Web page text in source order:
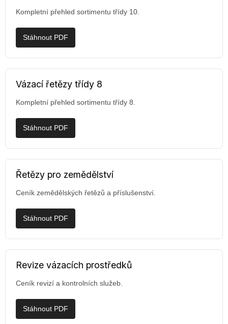
Kompletní přehled sortimentu třídy 10.
Stáhnout PDF
Vázací řetězy třídy 8
Kompletní přehled sortimentu třídy 8.
Stáhnout PDF
Řetězy pro zemědělství
Ceník zemědělských řetězů a příslušenství.
Stáhnout PDF
Revize vázacích prostředků
Ceník revizí a kontrolních služeb.
Stáhnout PDF